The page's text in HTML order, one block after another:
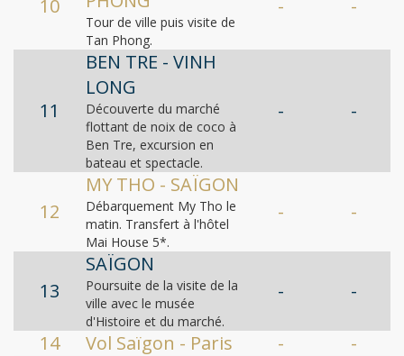
10
Tour de ville puis visite de
Tan Phong.
- -
11
BEN TRE - VINH
LONG
Découverte du marché
flottant de noix de coco à
Ben Tre, excursion en
bateau et spectacle.
- -
12
MY THO - SAÏGON
Débarquement My Tho le
matin. Transfert à l'hôtel
Mai House 5*.
- -
13
SAÏGON
Poursuite de la visite de la
ville avec le musée
d'Histoire et du marché.
- -
14 Vol Saïgon - Paris - -